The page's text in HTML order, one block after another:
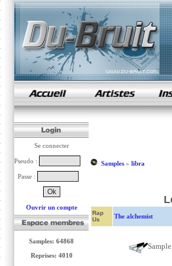
samples de rap
Se connecter
Pseudo :
Passe :
Ouvrir un compte
Samples: 64868
Reprises: 4010
Samples» libra
Rap
Us
The alchemist
Sample